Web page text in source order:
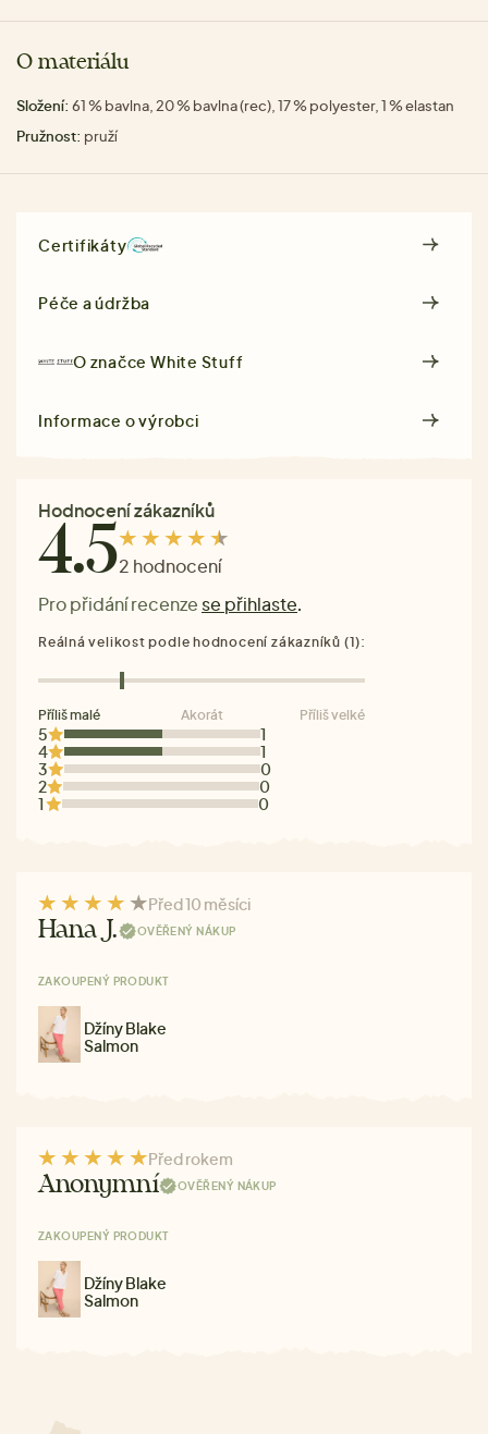
O materiálu
Složení: 61 % bavlna, 20 % bavlna (rec), 17 % polyester, 1 % elastan
Pružnost: pruží
Certifikáty
Péče a údržba
O značceWhite Stuff
Informace o výrobci
Hodnocení zákazníků
4.52 hodnocení
Pro přidání recenze se přihlaste.
5
1
4
1
3
0
2
0
1
0
Reálná velikost podle hodnocení zákazníků (1):
Příliš malé Akorát Příliš velké
Před 10 měsíci
Hana J. OVĚŘENÝ NÁKUP
ZAKOUPENÝ PRODUKT
Džíny Blake
Salmon
Před rokem
Anonymní OVĚŘENÝ NÁKUP
ZAKOUPENÝ PRODUKT
Džíny Blake
Salmon